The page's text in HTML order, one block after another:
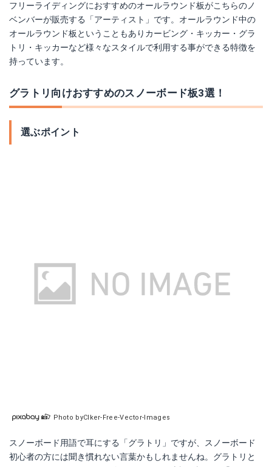
フリーライディングにおすすめのオールラウンド板がこちらのノ
ベンバーが販売する「アーティスト」です。オールラウンド中の
オールラウンド板ということもありカービング・キッカー・グラ
トリ・キッカーなど様々なスタイルで利用する事ができる特徴を
持っています。
グラトリ向けおすすめのスノーボード板3選！
選ぶポイント
Photo byClker-Free-Vector-Images
スノーボード用語で耳にする「グラトリ」ですが、スノーボード
初心者の方には聞き慣れない言葉かもしれませんね。グラトリと